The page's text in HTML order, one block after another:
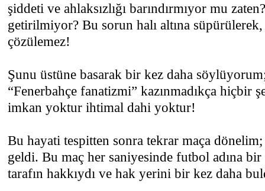
şiddeti ve ahlaksızlığı barındırmıyor mu
getirilmiyor? Bu sorun halı altına
çözülemez!
Şunu üstüne basarak bir kez daha
“Fenerbahçe fanatizmi” kazınmadıkça hiçbir
imkan yoktur ihtimal dahi yoktur!
Bu hayati tespitten sonra tekrar maça
geldi. Bu maç her saniyesinde futbol adına
tarafın hakkıydı ve hak yerini bir kez daha